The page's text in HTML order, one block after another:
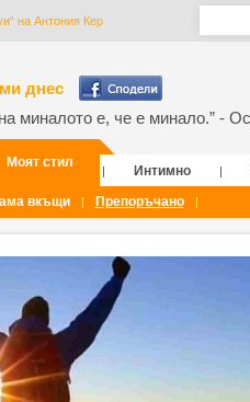
на Антония Кер
днес
миналото е, че е минало.” -
Моят стил
| Интимно |
вкъщи | Препоръчано |